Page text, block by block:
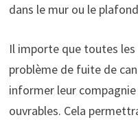
dans le mur ou le
Il importe que toutes
problème de fuite de
informer leur compagnie
ouvrables. Cela